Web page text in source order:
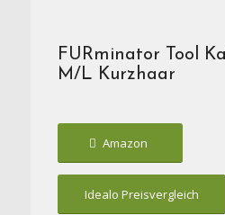
FURminator Tool
M/L Kurzhaar
Amazon
Idealo Preisvergleich